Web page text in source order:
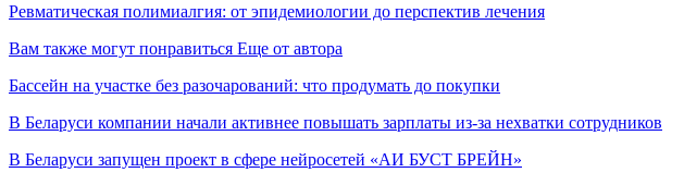
Ревматическая полимиалгия: от эпидемиологии до перспектив лечения
Вам также могут понравиться Еще от автора
Бассейн на участке без разочарований: что продумать до покупки
В Беларуси компании начали активнее повышать зарплаты из-за нехватки сотрудников
В Беларуси запущен проект в сфере нейросетей «АИ БУСТ БРЕЙН»